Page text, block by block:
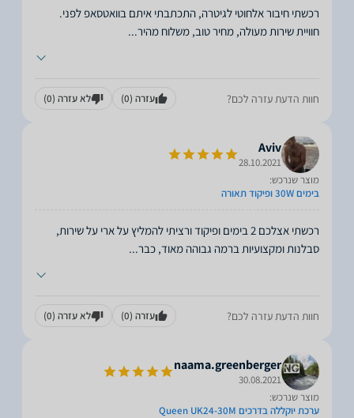
חוויית שירות מעולה, מחיר טוב, משלוח מהיר...
חוות הדעת עזרה לכם? עזרה (0) לא עזרה (0)
Aviv
28.10.2021
מוצר שנרכש:
בימים 30W ופיקוד תאורה
רכשתי אצלכם 2 בימים ופיקוד ורציתי להמליץ על ארי על שירות,
סבלנות ומקצועיות ברמה גבוהה מאוד, כבר...
חוות הדעת עזרה לכם? עזרה (0) לא עזרה (0)
naama.greenberger
30.08.2021
מוצר שנרכש:
ערכת יוקללה בדרכים Queen UK24-30M